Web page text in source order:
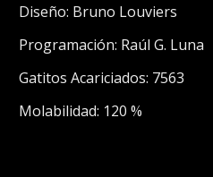
Diseño: Bruno Louviers
Programación: Raúl G. Luna
Gatitos Acariciados: 7563
Molabilidad: 120 %